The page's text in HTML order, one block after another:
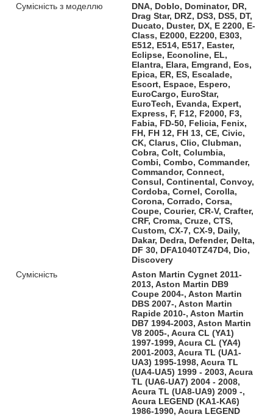
Сумісність з моделлю
DNA, Doblo, Dominator, DR,
Drag Star, DRZ, DS3, DS5, DT,
Ducato, Duster, DX, E 2200, E-
Class, E2000, E2200, E303,
E512, E514, E517, Easter,
Eclipse, Econoline, EL,
Elantra, Elara, Emgrand, Eos,
Epica, ER, ES, Escalade,
Escort, Espace, Espero,
EuroCargo, EuroStar,
EuroTech, Evanda, Expert,
Express, F, F12, F2000, F3,
Fabia, FD-50, Felicia, Fenix,
FH, FH 12, FH 13, CE, Civic,
CK, Clarus, Clio, Clubman,
Cobra, Colt, Columbia,
Combi, Combo, Commander,
Commandor, Connect,
Consul, Continental, Convoy,
Cordoba, Cornel, Corolla,
Corona, Corrado, Corsa,
Coupe, Courier, CR-V, Crafter,
CRF, Croma, Cruze, CTS,
Custom, CX-7, CX-9, Daily,
Dakar, Dedra, Defender, Delta,
DF 30, DFA1040TZ47D4, Dio,
Discovery
Сумісність
Aston Martin Cygnet 2011-
2013, Aston Martin DB9
Coupe 2004-, Aston Martin
DBS 2007-, Aston Martin
Rapide 2010-, Aston Martin
DB7 1994-2003, Aston Martin
V8 2005-, Acura CL (YA1)
1997-1999, Acura CL (YA4)
2001-2003, Acura TL (UA1-
UA3) 1995-1998, Acura TL
(UA4-UA5) 1999 - 2003, Acura
TL (UA6-UA7) 2004 - 2008,
Acura TL (UA8-UA9) 2009 -,
Acura LEGEND (KA1-KA6)
1986-1990, Acura LEGEND